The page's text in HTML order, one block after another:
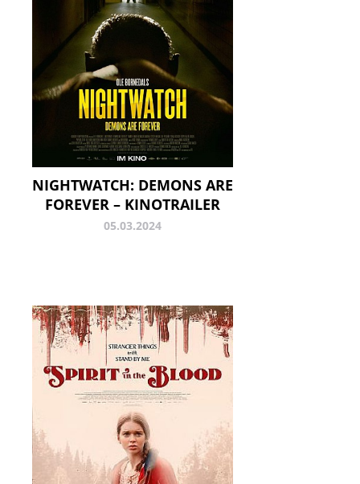
NIGHTWATCH: DEMONS ARE
FOREVER – KINOTRAILER
05.03.2024